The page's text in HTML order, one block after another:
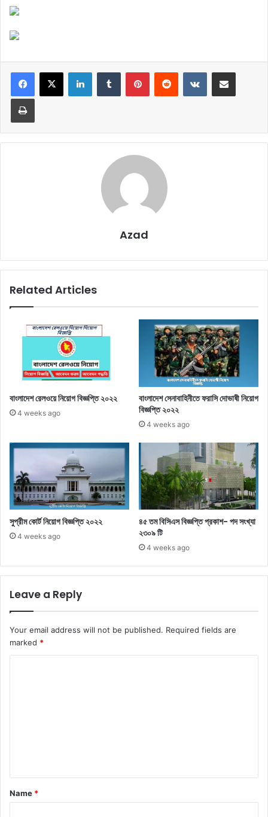
LinkedInTumblr PinterestReddit VKontakteShare via Email
Print
Azad
Related Articles
বাংলাদেশ রেলওয়ে নিয়োগ বিজ্ঞপ্তি ২০২২
4 weeks ago
বাংলাদেশ সেনাবাহিনীতে ফরাসি দোভাষী নিয়োগ
বিজ্ঞপ্তি ২০২২
4 weeks ago
সুপ্রীম কোর্ট নিয়োগ বিজ্ঞপ্তি ২০২২
4 weeks ago
৪৫ তম বিসিএস বিজ্ঞপ্তি প্রকাশ- পদ সংখ্যা
২৩০৯ টি
4 weeks ago
Leave a Reply
Your email address will not be published. Required fields are
marked *
*
Name *